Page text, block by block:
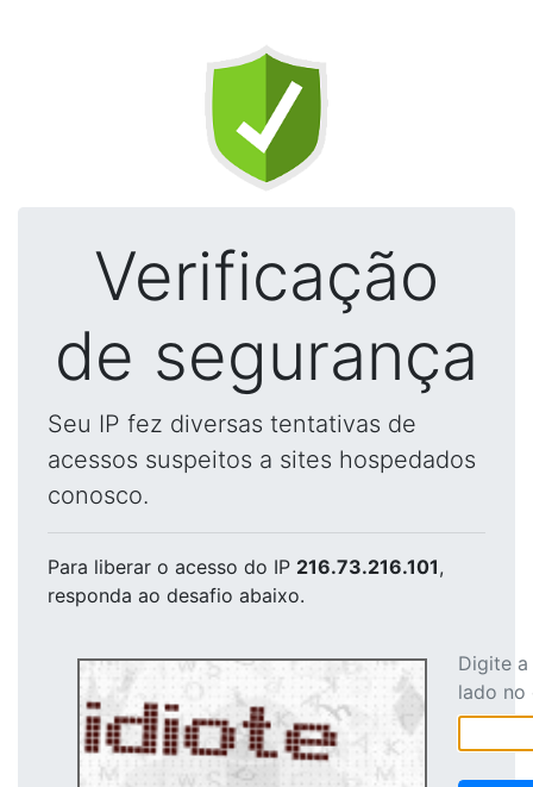
Verificação
de segurança
Seu IP fez diversas tentativas de
acessos suspeitos a sites hospedados
conosco.
Para liberar o acesso do IP 216.73.216.101,
responda ao desafio abaixo.
Digite
lado no